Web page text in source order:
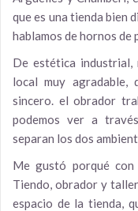
que es una tienda bien
hablamos de hornos de
De estética industrial,
local muy agradable,
sincero. el obrador
podemos ver a
separan los dos
Me gustó porqué con
Tiendo, obrador y
espacio de la tienda,